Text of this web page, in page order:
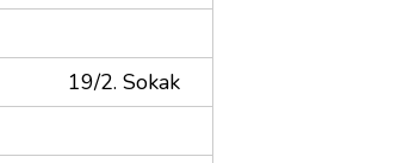
19/2. Sokak